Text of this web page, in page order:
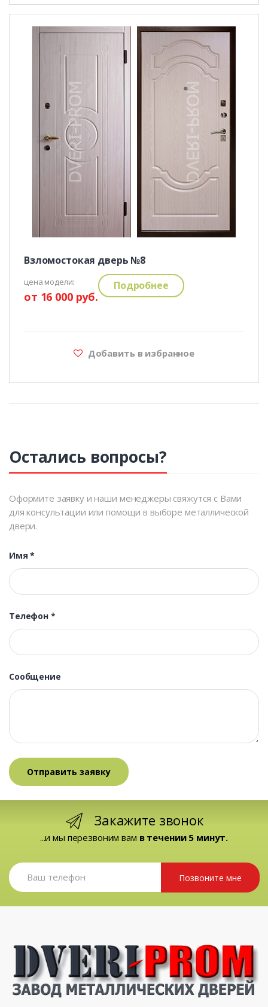
Взломостокая дверь №8
цена модели:
от 16 000 руб.
Подробнее
Добавить в избранное
Остались вопросы?
Оформите заявку и наши менеджеры свяжутся с Вами
для консультации или помощи в выборе металлической
двери.
Имя*
Телефон *
Сообщение
Закажите звонок
...и мы перезвоним вам в течении 5 минут.
Позвоните мне